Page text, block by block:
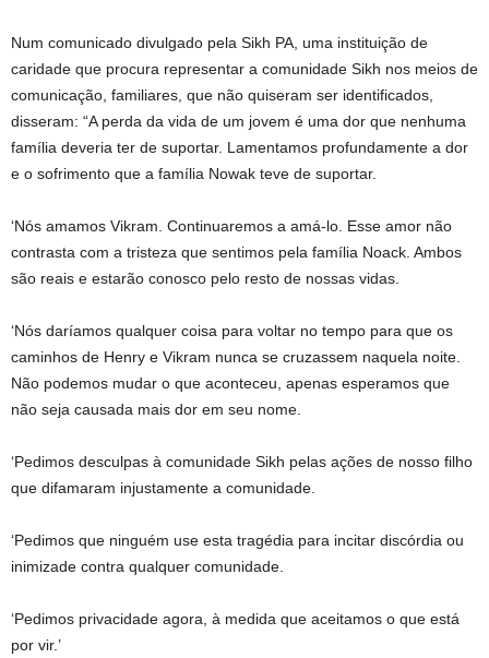
Num comunicado divulgado pela Sikh PA, uma instituição de
caridade que procura representar a comunidade Sikh nos meios de
comunicação, familiares, que não quiseram ser identificados,
disseram: “A perda da vida de um jovem é uma dor que nenhuma
família deveria ter de suportar. Lamentamos profundamente a dor
e o sofrimento que a família Nowak teve de suportar.
‘Nós amamos Vikram. Continuaremos a amá-lo. Esse amor não
contrasta com a tristeza que sentimos pela família Noack. Ambos
são reais e estarão conosco pelo resto de nossas vidas.
‘Nós daríamos qualquer coisa para voltar no tempo para que os
caminhos de Henry e Vikram nunca se cruzassem naquela noite.
Não podemos mudar o que aconteceu, apenas esperamos que
não seja causada mais dor em seu nome.
‘Pedimos desculpas à comunidade Sikh pelas ações de nosso filho
que difamaram injustamente a comunidade.
‘Pedimos que ninguém use esta tragédia para incitar discórdia ou
inimizade contra qualquer comunidade.
‘Pedimos privacidade agora, à medida que aceitamos o que está
por vir.’